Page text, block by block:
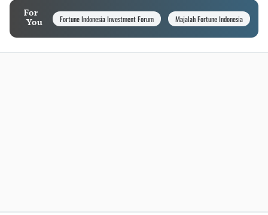
For
You
Fortune Indonesia Investment Forum Majalah Fortune Indonesia